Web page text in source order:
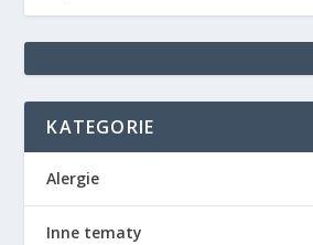
KATEGORIE
Alergie
Inne tematy